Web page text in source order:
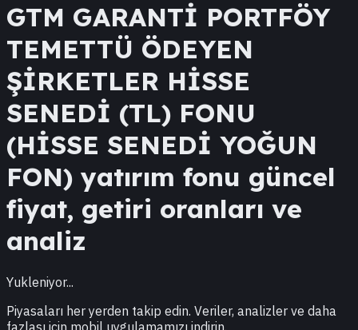
GTM GARANTİ PORTFÖY
TEMETTÜ ÖDEYEN
ŞİRKETLER HİSSE
SENEDİ (TL) FONU
(HİSSE SENEDİ YOĞUN
FON) yatırım fonu güncel
fiyat, getiri oranları ve
analiz
Yukleniyor...
Piyasaları her yerden takip edin. Veriler, analizler ve daha
fazlası için mobil uygulamamızı indirin.